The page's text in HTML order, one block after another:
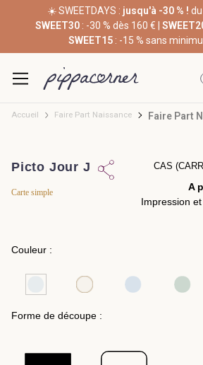
☀️ SWEETDAYS : jusqu'à -30 % !
SWEET30: -30 % dès 160 € |
SWEET15 : -15 % sans
Accueil Faire Part Naissance Faire Part
Picto Jour J
Carte simple
CAS
A
Impression
Couleur :
Forme de découpe :